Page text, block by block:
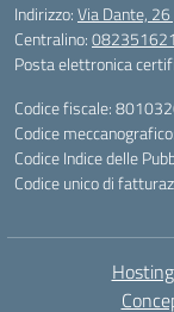
Indirizzo:Via Dante, 26
Centralino:
Posta elettronica
Codice fiscale:
Codice meccanografico:
Codice Indice delle
Codice unico di